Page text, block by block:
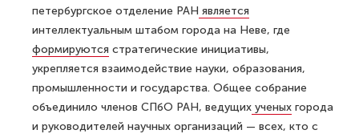
петербургское отделение РАН является
интеллектуальным штабом города на Неве, где
формируются стратегические инициативы,
укрепляется взаимодействие науки, образования,
промышленности и государства. Общее собрание
объединило членов СПбО РАН, ведущих ученых города
и руководителей научных организаций — всех, кто с